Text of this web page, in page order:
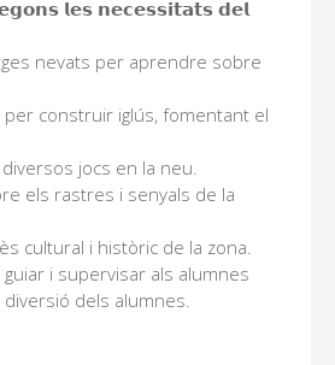
𝗹𝗲𝘀 𝗻𝗲𝗰𝗲𝘀𝘀𝗶𝘁𝗮𝘁𝘀 𝗱𝗲𝗹
nevats per aprendre sobre
per construir iglús, fomentant el
jocs en la neu.⁣
els rastres i senyals de la
cultural i històric de la zona.⁣
i supervisar als alumnes
dels alumnes.⁣